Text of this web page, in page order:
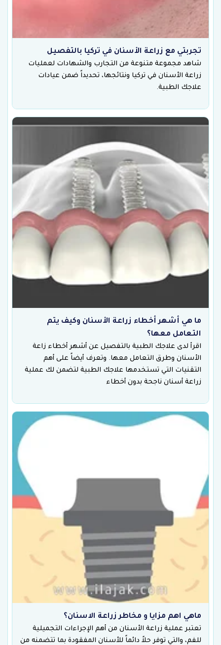
تجربتي مع زراعة الأسنان في تركيا بالتفصيل
شاهد مجموعة متنوعة من التجارب والشهادات لعمليات
زراعة الأسنان في تركيا ونتائجها، تحديداً ضمن عيادات
علاجك الطبية.
ما هي أشهر أخطاء زراعة الأسنان وكيف يتم
التعامل معها؟
اقرأ لدى علاجك الطبية بالتفصيل عن أشهر أخطاء زاعة
الأسنان وطرق التعامل معها. وتعرف أيضاً على أهم
التقنيات التي تستخدمها علاجك الطبية لتضمن لك عملية
زراعة أسنان ناجحة بدون أخطاء
ماهي اهم مزايا و مخاطر زراعة الاسنان؟
تعتبر عملية زراعة الأسنان من أهم الإجراءات التجميلية
للفم، والتي توفر حلاً دائماً للأسنان المفقودة بما تتضمنه من